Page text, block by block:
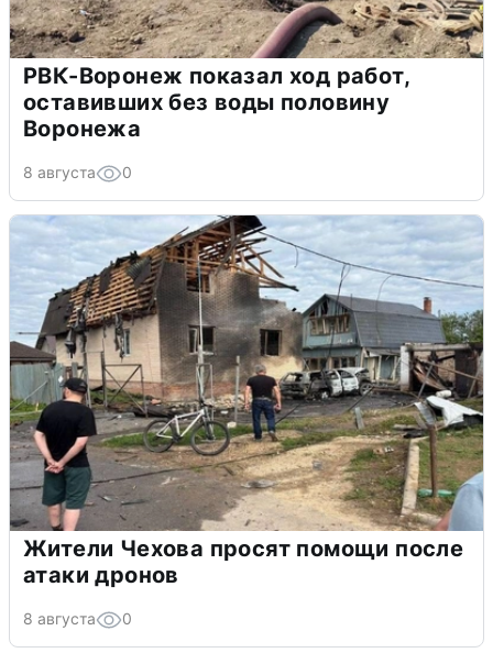
РВК-Воронеж показал ход работ,
оставивших без воды половину
Воронежа
8 августа 0
Жители Чехова просят помощи после
атаки дронов
8 августа 0